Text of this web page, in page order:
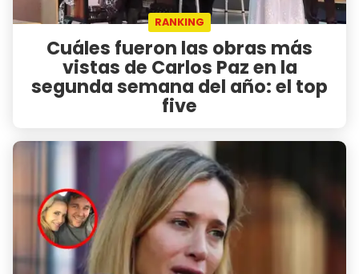
RANKING
Cuáles fueron las obras más
vistas de Carlos Paz en la
segunda semana del año: el top
five